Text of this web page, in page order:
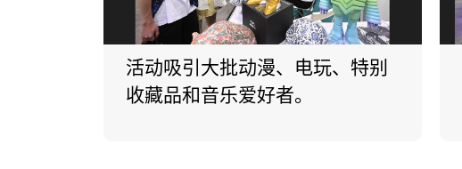
活动吸引大批动漫、电玩、特别
收藏品和音乐爱好者。